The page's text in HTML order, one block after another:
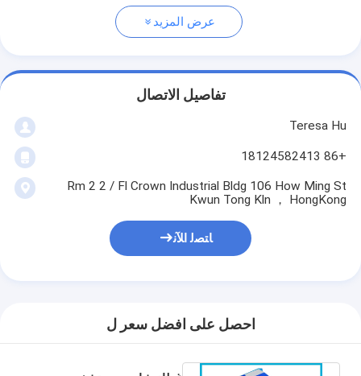
عرض المزيد
تفاصيل الاتصال
Teresa Hu
+86 18124582413
Rm 2 2 / Fl Crown Industrial Bldg 106 How Ming St
Kwun Tong Kln ， HongKong
ﺎﺘﺼﻟ ﺍﻶﻧ
احصل على افضل سعر ل